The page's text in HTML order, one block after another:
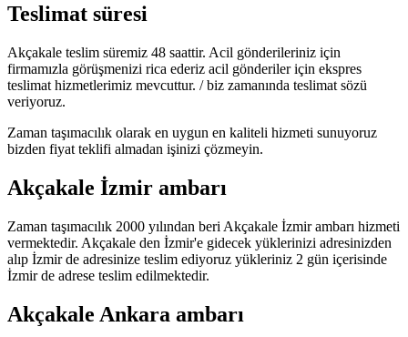
Teslimat süresi
Akçakale teslim süremiz 48 saattir. Acil gönderileriniz için
firmamızla görüşmenizi rica ederiz acil gönderiler için ekspres
teslimat hizmetlerimiz mevcuttur. / biz zamanında teslimat sözü
veriyoruz.
Zaman taşımacılık olarak en uygun en kaliteli hizmeti sunuyoruz
bizden fiyat teklifi almadan işinizi çözmeyin.
Akçakale İzmir ambarı
Zaman taşımacılık 2000 yılından beri Akçakale İzmir ambarı hizmeti
vermektedir. Akçakale den İzmir'e gidecek yüklerinizi adresinizden
alıp İzmir de adresinize teslim ediyoruz yükleriniz 2 gün içerisinde
İzmir de adrese teslim edilmektedir.
Akçakale Ankara ambarı